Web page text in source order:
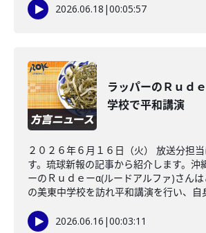
2026.06.18 |00:05:57
ラッパーのＲｕｄ
学校で平和講演
２０２６年６月１６日（火） 放送分担
す。琉球新報の記事から紹介します。沖
ーのＲｕｄｅーα(ルードアルファ)さん
の美東中学校を訪れ平和講演を行い、自
2026.06.16 |00:03:11